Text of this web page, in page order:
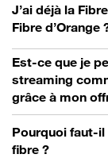
J’ai déjà la
Fibre d’Orange
Est-ce que je
streaming
grâce à mon
Pourquoi faut-il
fibre ?